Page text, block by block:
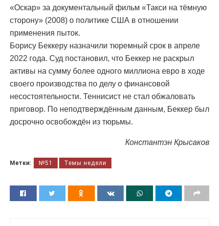
«Оскар» за документальный фильм «Такси на тёмную
сторону» (2008) о политике США в отношении
применения пыток.
Борису Беккеру назначили тюремный срок в апреле
2022 года. Суд постановил, что Беккер не раскрыл
активы на сумму более одного миллиона евро в ходе
своего производства по делу о финансовой
несостоятельности. Теннисист не стал обжаловать
приговор. По неподтверждённым данным, Беккер был
досрочно освобождён из тюрьмы.
Константэн Крысаков
Метки: №51 Темы недели